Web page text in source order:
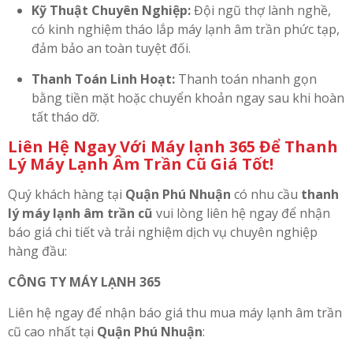
Kỹ Thuật Chuyên Nghiệp:Đội ngũ thợ lành nghề,
có kinh nghiệm tháo lắp máy lạnh âm trần phức tạp,
đảm bảo an toàn tuyệt đối.
Thanh Toán Linh Hoạt: Thanh toán nhanh gọn
bằng tiền mặt hoặc chuyển khoản ngay sau khi hoàn
tất tháo dỡ.
Liên Hệ Ngay Với Máy lạnh 365 Để Thanh
Lý Máy Lạnh Âm Trần Cũ Giá Tốt!
Quý khách hàng tại Quận Phú Nhuận có nhu cầu thanh
lý máy lạnh âm trần cũ vui lòng liên hệ ngay để nhận
báo giá chi tiết và trải nghiệm dịch vụ chuyên nghiệp
hàng đầu:
CÔNG TY MÁY LẠNH 365
Liên hệ ngay để nhận báo giá thu mua máy lạnh âm trần
cũ cao nhất tại Quận Phú Nhuận: